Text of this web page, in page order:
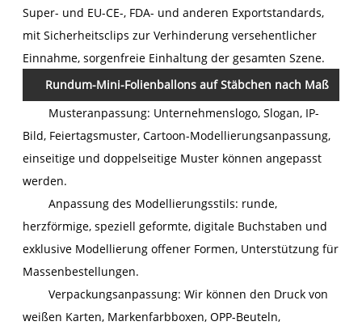
Super- und EU-CE-, FDA- und anderen Exportstandards,
mit Sicherheitsclips zur Verhinderung versehentlicher
Einnahme, sorgenfreie Einhaltung der gesamten Szene.
Rundum-Mini-Folienballons auf Stäbchen nach Maß
Musteranpassung: Unternehmenslogo, Slogan, IP-
Bild, Feiertagsmuster, Cartoon-Modellierungsanpassung,
einseitige und doppelseitige Muster können angepasst
werden.
Anpassung des Modellierungsstils: runde,
herzförmige, speziell geformte, digitale Buchstaben und
exklusive Modellierung offener Formen, Unterstützung für
Massenbestellungen.
Verpackungsanpassung: Wir können den Druck von
weißen Karten, Markenfarbboxen, OPP-Beuteln,